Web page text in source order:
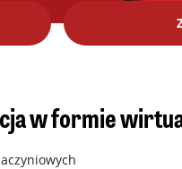
w formie